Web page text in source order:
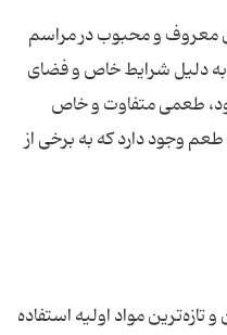
معروف و محبوب در مراسم
دلیل شرایط خاص و فضای
طعمی متفاوت و خاص
وجود دارد که به برخی از
تازه‌ترین مواد اولیه استفاده